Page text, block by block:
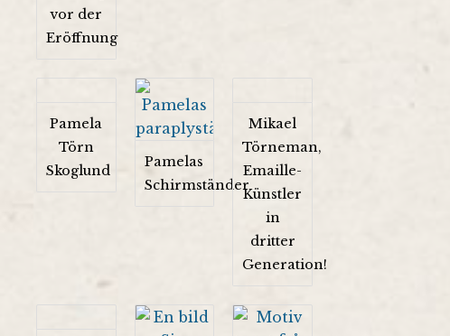
vor der
Eröffnung
Pamela
Törn
Skoglund
Pamelas
Schirmständer
Mikael
Törneman,
Emaille-
Künstler
in
dritter
Generation!